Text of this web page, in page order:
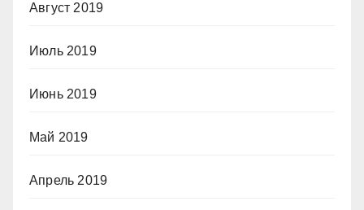
Август 2019
Июль 2019
Июнь 2019
Май 2019
Апрель 2019